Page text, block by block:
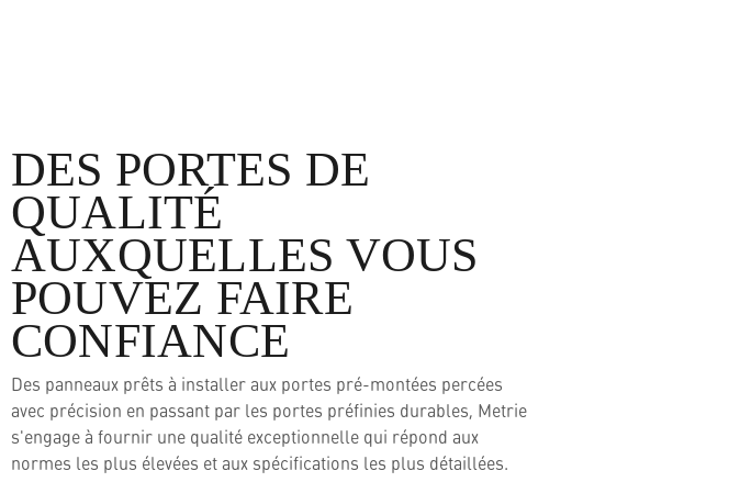
DES PORTES DE
QUALITÉ
AUXQUELLES VOUS
POUVEZ FAIRE
CONFIANCE
Des panneaux prêts à installer aux portes pré-montées percées
avec précision en passant par les portes préfinies durables, Metrie
s'engage à fournir une qualité exceptionnelle qui répond aux
normes les plus élevées et aux spécifications les plus détaillées.